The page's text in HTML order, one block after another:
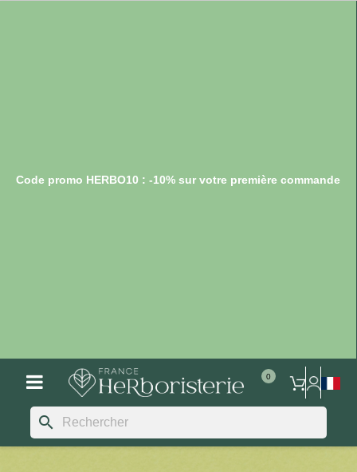
Code promo HERBO10 : -10% sur votre première commande
search